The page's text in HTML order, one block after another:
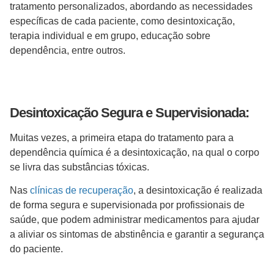
tratamento personalizados, abordando as necessidades
específicas de cada paciente, como desintoxicação,
terapia individual e em grupo, educação sobre
dependência, entre outros.
Desintoxicação Segura e Supervisionada:
Muitas vezes, a primeira etapa do tratamento para a
dependência química é a desintoxicação, na qual o corpo
se livra das substâncias tóxicas.
Nas clínicas de recuperação, a desintoxicação é realizada
de forma segura e supervisionada por profissionais de
saúde, que podem administrar medicamentos para ajudar
a aliviar os sintomas de abstinência e garantir a segurança
do paciente.